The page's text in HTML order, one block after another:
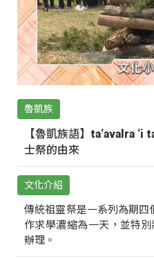
魯凱族
【魯凱族語】ta‘avalra
士祭的由來
文化介紹
傳統祖靈祭是一系列為期
作求學濃縮為一天，並特
辦理。